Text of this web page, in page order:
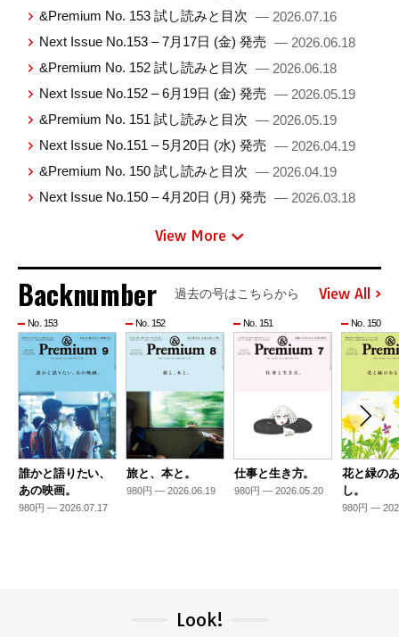
&Premium No. 153 試し読みと目次 — 2026.07.16
Next Issue No.153 – 7月17日 (金) 発売 — 2026.06.18
&Premium No. 152 試し読みと目次 — 2026.06.18
Next Issue No.152 – 6月19日 (金) 発売 — 2026.05.19
&Premium No. 151 試し読みと目次 — 2026.05.19
Next Issue No.151 – 5月20日 (水) 発売 — 2026.04.19
&Premium No. 150 試し読みと目次 — 2026.04.19
Next Issue No.150 – 4月20日 (月) 発売 — 2026.03.18
View More
Backnumber 過去の号はこちらから View All
No. 153
誰かと語りたい、
あの映画。
980円 — 2026.07.17
No. 152
旅と、本と。
980円 — 2026.06.19
No. 151
仕事と生き方。
980円 — 2026.05.20
No. 150
花と緑の
し。
980円 —
Look!